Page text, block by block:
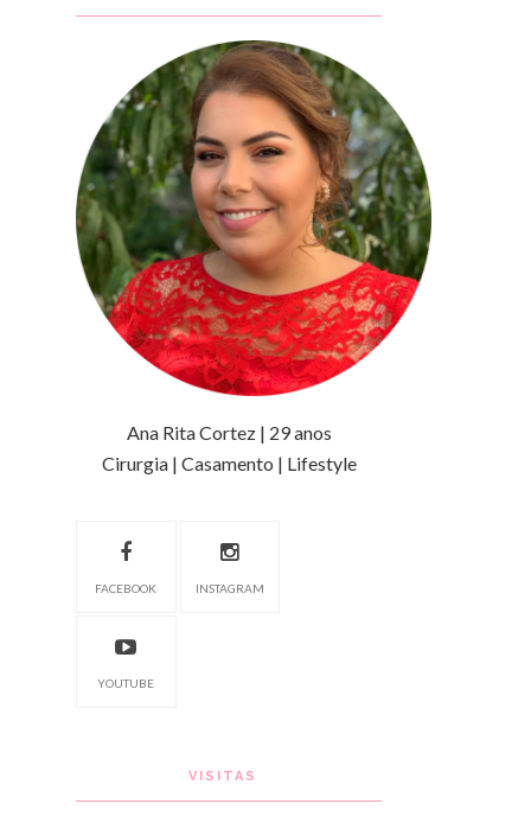
Ana Rita Cortez | 29 anos
Cirurgia | Casamento | Lifestyle
FACEBOOK INSTAGRAM
YOUTUBE
VISITAS